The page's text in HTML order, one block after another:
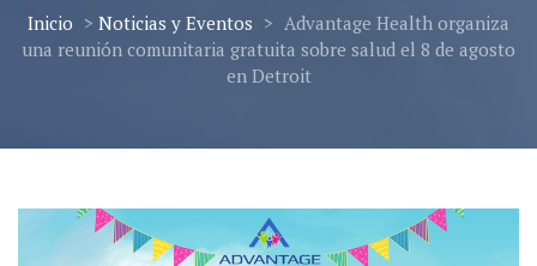
Inicio > Noticias y Eventos > Advantage Health organiza
una reunión comunitaria gratuita sobre salud el 8 de agosto
en Detroit